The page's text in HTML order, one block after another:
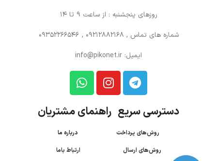
روزهای پنجشنبه : از ساعت 9 تا 14
شماره های تماس , 09212882168 , 09352266546
ایمیل: info@pikonet.ir
دسترسی سریع راهنمای مشتریان
روش‌های پرداخت درباره ما
روش‌های ارسال
ارتباط باما